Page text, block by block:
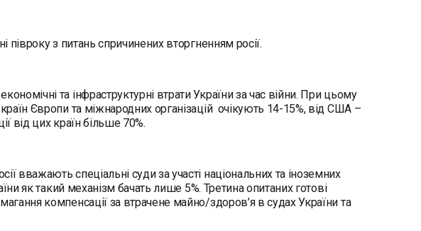
півроку з питань спричинених вторгненням росії.
та інфраструктурні втрати України за час війни. При цьому
Європи та міжнародних організацій очікують 14-15%, від США –
від цих країн більше 70%.
вважають спеціальні суди за участі національних та іноземних
як такий механізм бачать лише 5%. Третина опитаних готові
компенсації за втрачене майно/здоров’я в судах України та